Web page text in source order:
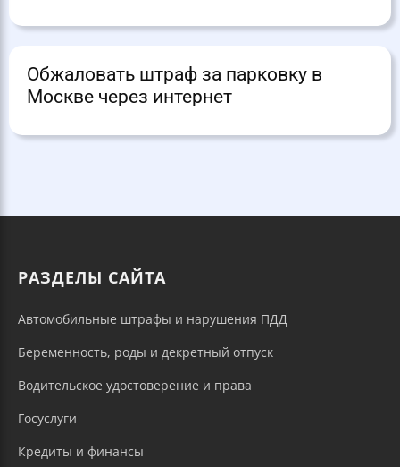
Обжаловать штраф за парковку в
Москве через интернет
РАЗДЕЛЫ САЙТА
Автомобильные штрафы и нарушения ПДД
Беременность, роды и декретный отпуск
Водительское удостоверение и права
Госуслуги
Кредиты и финансы